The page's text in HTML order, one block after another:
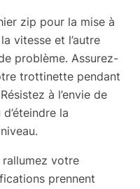
zip pour la mise à
vitesse et l’autre
problème. Assurez-
trottinette pendant
à l’envie de
la
votre
prennent